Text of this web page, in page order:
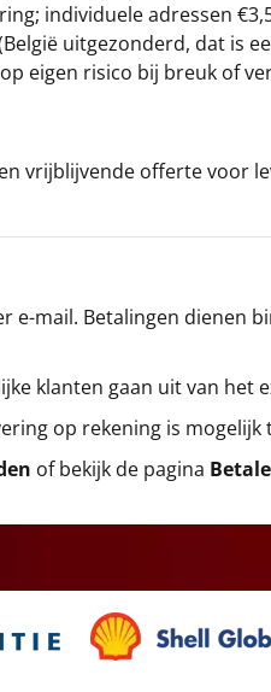
individuele adressen
uitgezonderd, dat is
eigen risico bij breuk of
vrijblijvende offerte voor
mail. Betalingen dienen
klanten gaan uit van het
op rekening is
of bekijk de pagina